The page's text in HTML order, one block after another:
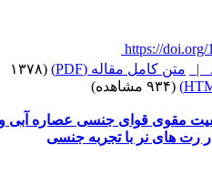
https://
متن کامل مقاله (PDF)
(۱۳۷۸
(۹۳۴ مشاهده)
مقوی قوای جنسی عصاره آبی و
رت های نر با تجربه جنسی